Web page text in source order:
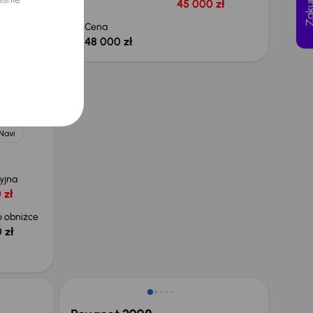
45 000 zł
Cena
48 000 zł
obniżce